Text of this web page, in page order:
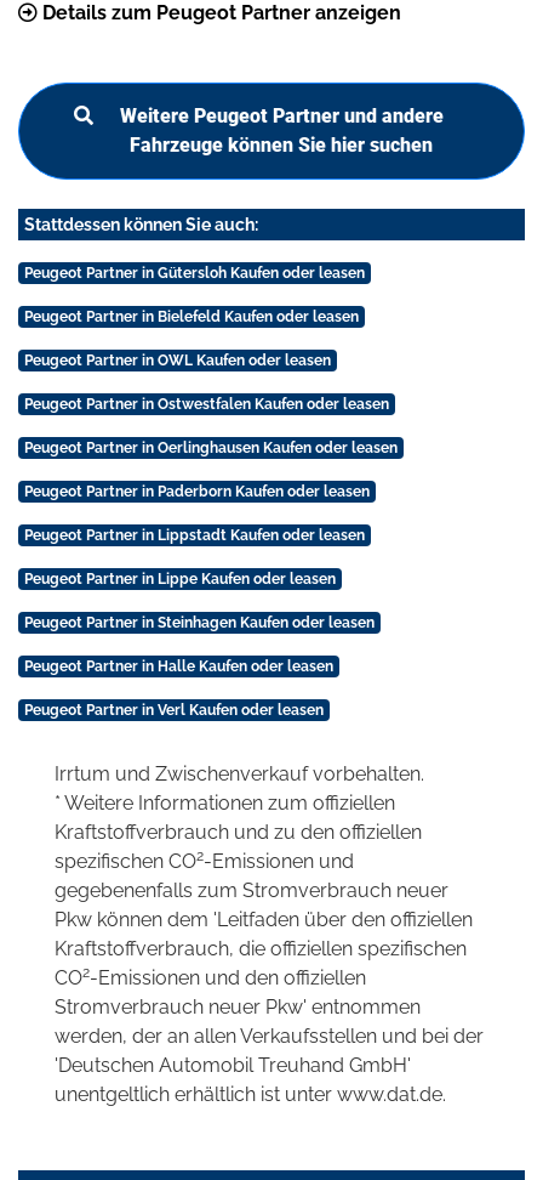
Details zum Peugeot Partner anzeigen
Weitere Peugeot Partner und andere
Fahrzeuge können Sie hier suchen
Stattdessen können Sie auch:
Peugeot Partner in Gütersloh Kaufen oder leasen
Peugeot Partner in Bielefeld Kaufen oder leasen
Peugeot Partner in OWL Kaufen oder leasen
Peugeot Partner in Ostwestfalen Kaufen oder leasen
Peugeot Partner in Oerlinghausen Kaufen oder leasen
Peugeot Partner in Paderborn Kaufen oder leasen
Peugeot Partner in Lippstadt Kaufen oder leasen
Peugeot Partner in Lippe Kaufen oder leasen
Peugeot Partner in Steinhagen Kaufen oder leasen
Peugeot Partner in Halle Kaufen oder leasen
Peugeot Partner in Verl Kaufen oder leasen
Irrtum und Zwischenverkauf vorbehalten.
* Weitere Informationen zum offiziellen
Kraftstoffverbrauch und zu den offiziellen
spezifischen CO2-Emissionen und
gegebenenfalls zum Stromverbrauch neuer
Pkw können dem 'Leitfaden über den offiziellen
Kraftstoffverbrauch, die offiziellen spezifischen
CO2-Emissionen und den offiziellen
Stromverbrauch neuer Pkw' entnommen
werden, der an allen Verkaufsstellen und bei der
'Deutschen Automobil Treuhand GmbH'
unentgeltlich erhältlich ist unter www.dat.de.